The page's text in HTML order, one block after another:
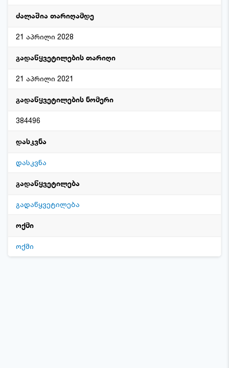
ძალაშია თარიღამდე
21 აპრილი 2028
გადაწყვეტილების თარიღი
21 აპრილი 2021
გადაწყვეტილების ნომერი
384496
დასკვნა
დასკვნა
გადაწყვეტილება
გადაწყვეტილება
ოქმი
ოქმი